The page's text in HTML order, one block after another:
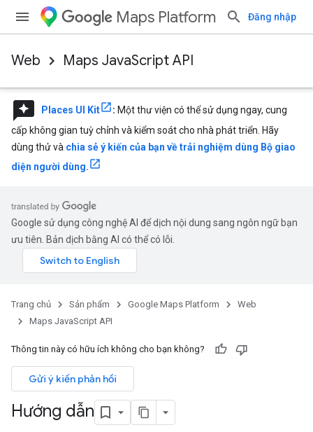
Maps Platform Đăng nhập
Web Maps JavaScript API
reviews Places UI Kit : Một thư viện có thể sử dụng ngay, cung
cấp không gian tuỳ chỉnh và kiểm soát cho nhà phát triển. Hãy
dùng thử và chia sẻ ý kiến của bạn về trải nghiệm dùng Bộ giao
diện người dùng.
Google sử dụng công nghệ AI để dịch nội dung sang ngôn ngữ bạn
ưu tiên. Bản dịch bằng AI có thể có lỗi.
Trang chủ Sản phẩm Google Maps Platform
Web
Maps JavaScript API
Thông tin này có hữu ích không cho bạn không?
Gửi ý kiến phản hồi
Hướng dẫn